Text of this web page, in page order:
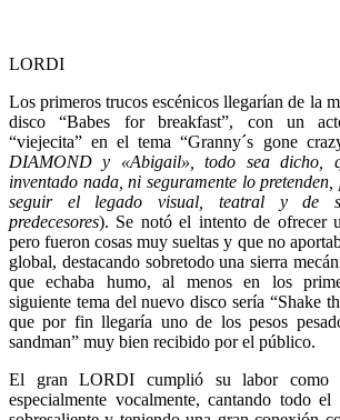
LORDI
Los primeros trucos escénicos llegarían de la
disco “Babes for breakfast”, con un
“viejecita” en el tema “Granny´s gone
DIAMOND y «Abigail», todo sea dicho,
inventado nada, ni seguramente lo pretenden,
seguir el legado visual, teatral y de
predecesores). Se notó el intento de ofrecer
pero fueron cosas muy sueltas y que no
global, destacando sobretodo una sierra
que echaba humo, al menos en los
siguiente tema del nuevo disco sería “Shake
que por fin llegaría uno de los pesos
sandman” muy bien recibido por el público.
El gran LORDI cumplió su labor como
especialmente vocalmente, cantando todo